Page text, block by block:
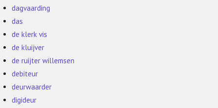
dagvaarding
das
de klerk vis
de kluijver
de ruijter willemsen
debiteur
deurwaarder
digideur